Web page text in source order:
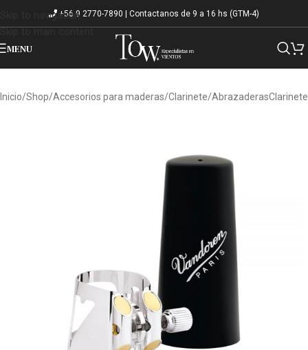
Skip to navigation
Skip to main content
+56 9 2770-7890 | Contactanos de 9 a 16 hs (GTM-4)
MENU
Inicio/Shop/Accesorios para maderas/Clarinete/AbrazaderasClarinete